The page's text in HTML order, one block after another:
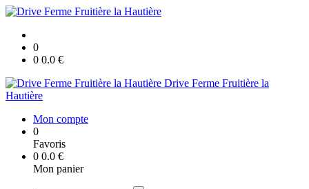
0
0 0.0 €
Drive Ferme Fruitière la
Hautière
Mon compte
0
Favoris
0 0.0 €
Mon panier